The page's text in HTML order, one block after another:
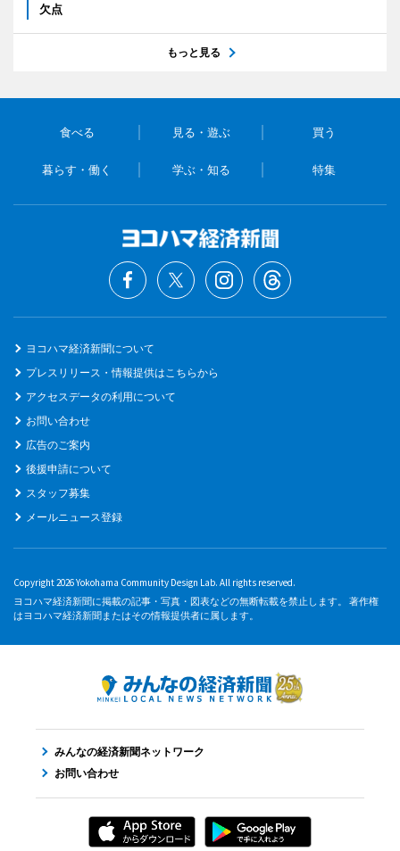
欠点
もっと見る
食べる 見る・遊ぶ 買う
暮らす・働く 学ぶ・知る 特集
ヨコハマ経済新聞について
プレスリリース・情報提供はこちらから
アクセスデータの利用について
お問い合わせ
広告のご案内
後援申請について
スタッフ募集
メールニュース登録
Copyright 2026 Yokohama Community Design Lab. All rights reserved.
ヨコハマ経済新聞に掲載の記事・写真・図表などの無断転載を禁止します。 著作権
はヨコハマ経済新聞またはその情報提供者に属します。
みんなの経済新聞ネットワーク
お問い合わせ